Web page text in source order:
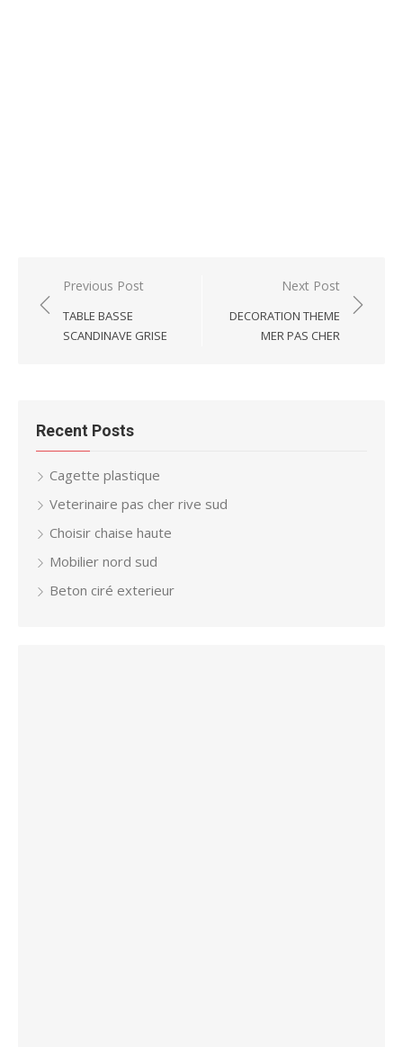
Post
navigation
Previous Post
TABLE BASSE
SCANDINAVE GRISE
Next Post
DECORATION THEME
MER PAS CHER
Recent Posts
Cagette plastique
Veterinaire pas cher rive sud
Choisir chaise haute
Mobilier nord sud
Beton ciré exterieur